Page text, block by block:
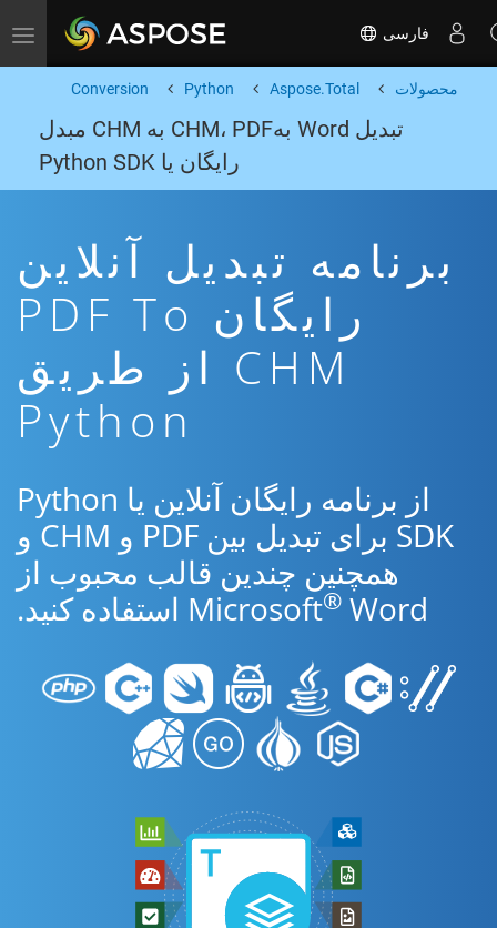
Toggle navigation فارسی
محصولات Aspose.Total
Python
Conversion
تبدیل Word بهCHM، PDF به CHM مبدل
رایگان یا Python SDK
برنامه تبدیل آنلاین
رایگان PDF To
CHM از طریق
Python
از برنامه رایگان آنلاین یا Python
SDK برای تبدیل بین PDF و CHM و
همچنین چندین قالب محبوب از
Microsoft® Word استفاده کنید.